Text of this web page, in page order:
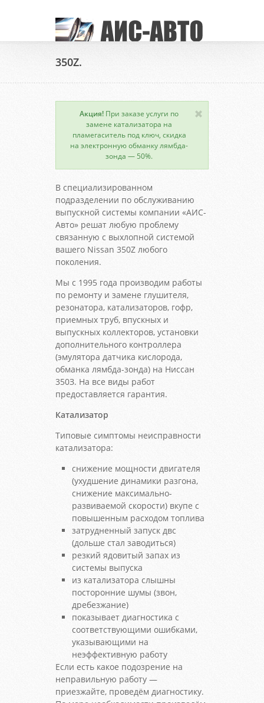
350Z.
Акция! При заказе услуги по
замене катализатора на
пламегаситель под ключ, скидка
на электронную обманку лямбда-
зонда — 50%.
В специализированном
подразделении по обслуживанию
выпускной системы компании «АИС-
Авто» решат любую проблему
связанную с выхлопной системой
вашего Nissan 350Z любого
поколения.
Мы с 1995 года производим работы
по ремонту и замене глушителя,
резонатора, катализаторов, гофр,
приемных труб, впускных и
выпускных коллекторов, установки
дополнительного контроллера
(эмулятора датчика кислорода,
обманка лямбда-зонда) на Ниссан
350З. На все виды работ
предоставляется гарантия.
Катализатор
Типовые симптомы неисправности
катализатора:
снижение мощности двигателя
(ухудшение динамики разгона,
снижение максимально-
развиваемой скорости) вкупе с
повышенным расходом топлива
затрудненный запуск двс
(дольше стал заводиться)
резкий ядовитый запах из
системы выпуска
из катализатора слышны
посторонние шумы (звон,
дребезжание)
показывает диагностика с
соответствующими ошибками,
указывающими на
неэффективную работу
Если есть какое подозрение на
неправильную работу —
приезжайте, проведём диагностику.